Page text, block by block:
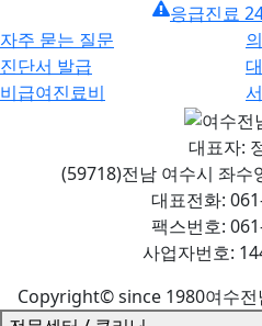
응급진료
자주 묻는 질문
진단서 발급
비급여진료비
대표자:
(59718)전남 여수시 좌수
대표전화:
팩스번호:
사업자번호:
Copyright© since 1980여수